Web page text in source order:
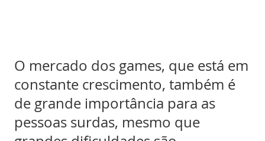
O mercado dos games, que está em
constante crescimento, também é
de grande importância para as
pessoas surdas, mesmo que